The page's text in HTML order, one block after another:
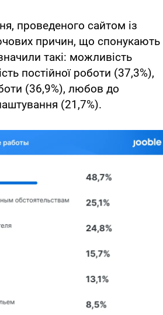
проведеного сайтом із
причин, що спонукають
такі: можливість
постійної роботи (37,3%),
(36,9%), любов до
(21,7%).